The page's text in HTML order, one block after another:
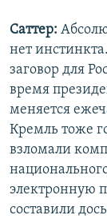
Саттер:
нет
заговор для
время
меняется
Кремль тоже
взломали
электронную
составили